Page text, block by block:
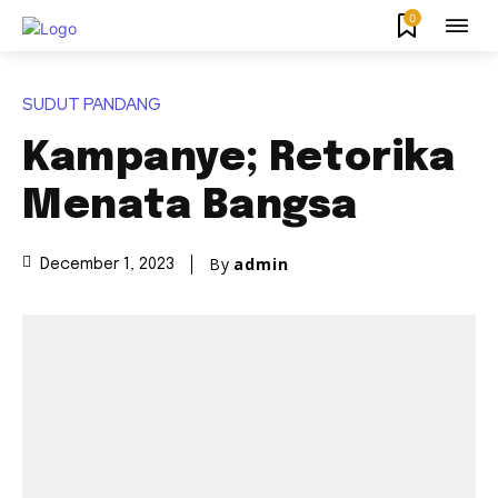
0
SUDUT PANDANG
Kampanye; Retorika
Menata Bangsa
December 1, 2023 By admin